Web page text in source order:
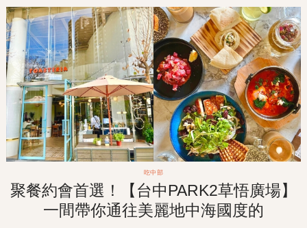
吃中部
聚餐約會首選！【台中PARK2草悟廣場】
一間帶你通往美麗地中海國度的